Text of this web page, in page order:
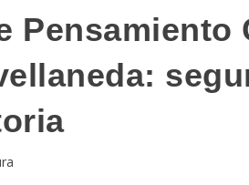
Pensamiento